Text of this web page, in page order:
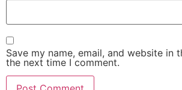
Save my name, email, and website in
the next time I comment.